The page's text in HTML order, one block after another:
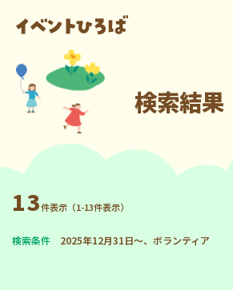
検索結果
13件表示（1-13件表示）
検索条件 2025年12月31日～、ボランティア